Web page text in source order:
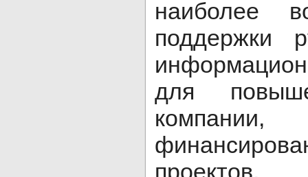
наиболее
поддержки
для